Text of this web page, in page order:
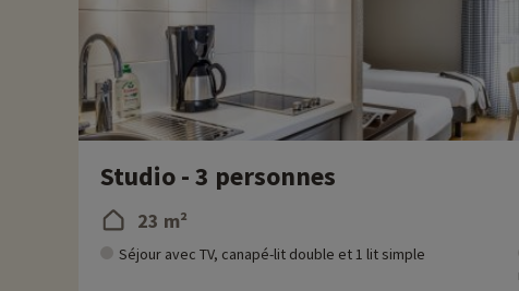
Studio - 3 personnes
23 m²
Séjour avec TV, canapé-lit double et 1 lit simple